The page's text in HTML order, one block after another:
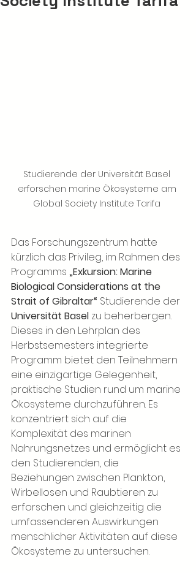
Studierende der Universität Basel
erforschen marine Ökosysteme am
Global Society Institute Tarifa
Das Forschungszentrum hatte
kürzlich das Privileg, im Rahmen des
Programms „Exkursion: Marine
Biological Considerations at the
Strait of Gibraltar“ Studierende der
Universität Basel zu beherbergen.
Dieses in den Lehrplan des
Herbstsemesters integrierte
Programm bietet den Teilnehmern
eine einzigartige Gelegenheit,
praktische Studien rund um marine
Ökosysteme durchzuführen. Es
konzentriert sich auf die
Komplexität des marinen
Nahrungsnetzes und ermöglicht es
den Studierenden, die
Beziehungen zwischen Plankton,
Wirbellosen und Raubtieren zu
erforschen und gleichzeitig die
umfassenderen Auswirkungen
menschlicher Aktivitäten auf diese
Ökosysteme zu untersuchen.